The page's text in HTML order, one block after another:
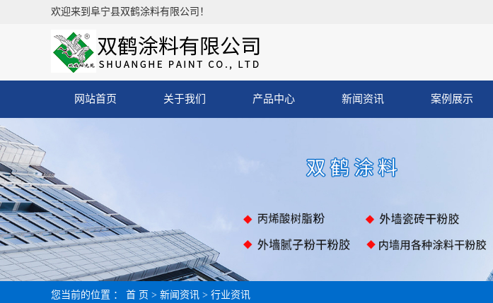
欢迎来到阜宁县双鹤涂料有限公司！
网站首页 关于我们 产品中心 新闻资讯 案例展示
您当前的位置 ： 首 页 > 新闻资讯 > 行业资讯